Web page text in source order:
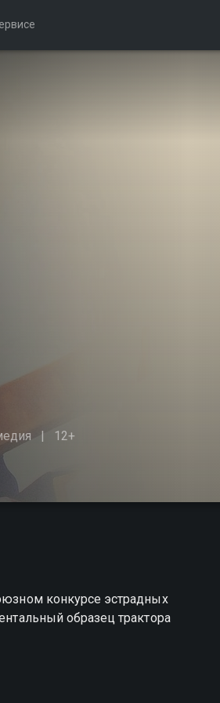
12+
конкурсе эстрадных
образец трактора